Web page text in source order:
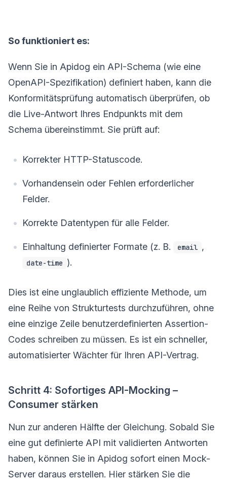
So funktioniert es:
Wenn Sie in Apidog ein API-Schema (wie eine
OpenAPI-Spezifikation) definiert haben, kann die
Konformitätsprüfung automatisch überprüfen, ob
die Live-Antwort Ihres Endpunkts mit dem
Schema übereinstimmt. Sie prüft auf:
Korrekter HTTP-Statuscode.
Vorhandensein oder Fehlen erforderlicher
Felder.
Korrekte Datentypen für alle Felder.
Einhaltung definierter Formate (z. B. email ,
date-time ).
Dies ist eine unglaublich effiziente Methode, um
eine Reihe von Strukturtests durchzuführen, ohne
eine einzige Zeile benutzerdefinierten Assertion-
Codes schreiben zu müssen. Es ist ein schneller,
automatisierter Wächter für Ihren API-Vertrag.
Schritt 4: Sofortiges API-Mocking –
Consumer stärken
Nun zur anderen Hälfte der Gleichung. Sobald Sie
eine gut definierte API mit validierten Antworten
haben, können Sie in Apidog sofort einen Mock-
Server daraus erstellen. Hier stärken Sie die